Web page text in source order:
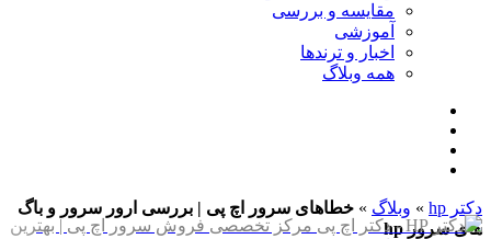
مقایسه و بررسی
آموزشی
اخبار و ترندها
همه وبلاگ
دکتر hp » وبلاگ » خطاهای سرور اچ پی | بررسی ارور سرور و باگ
های سرور hp